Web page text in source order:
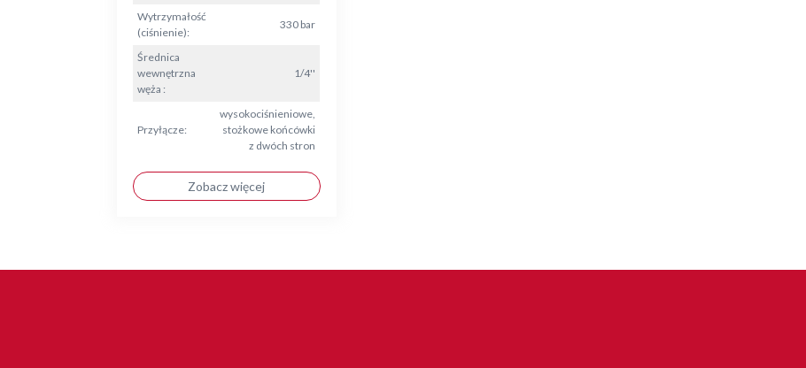
Wytrzymałość
(ciśnienie):
330 bar
Średnica
wewnętrzna
węża :
1/4''
Przyłącze:
wysokociśnieniowe,
stożkowe końcówki
z dwóch stron
Zobacz więcej